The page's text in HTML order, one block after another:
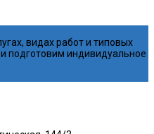
видах работ и типовых
подготовим индивидуальное